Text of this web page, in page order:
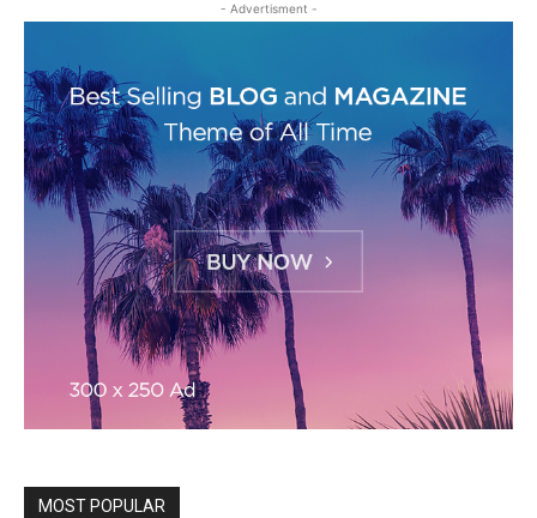
- Advertisment -
MOST POPULAR